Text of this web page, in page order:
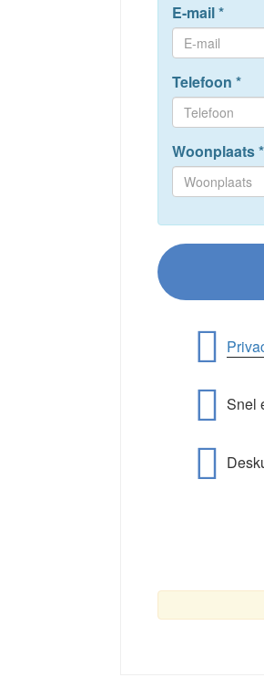
E-mail*
Telefoon *
Woonplaats*
Snel